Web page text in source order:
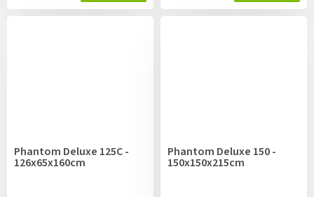
Phantom Deluxe 125C -
126x65x160cm
Phantom Deluxe 150 -
150x150x215cm